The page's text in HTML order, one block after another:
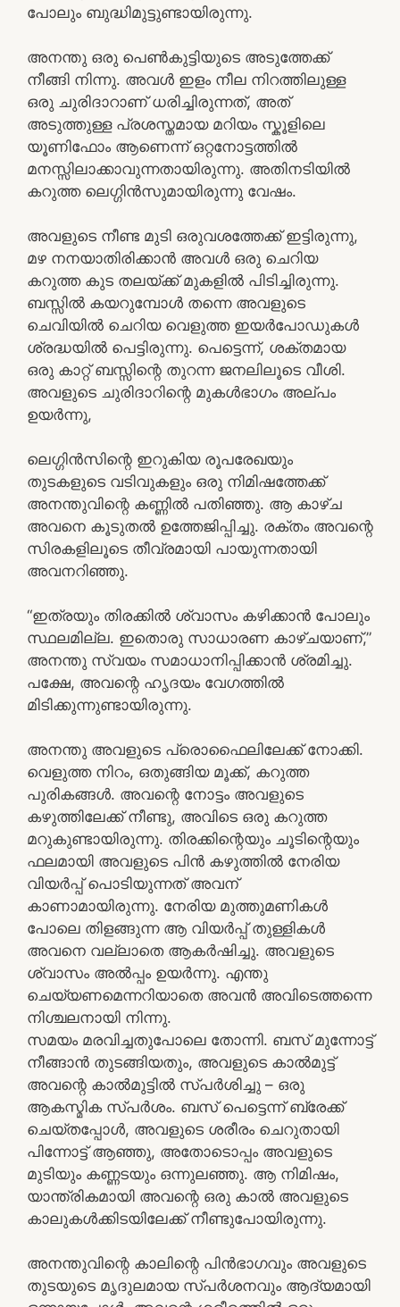
പോലും ബുദ്ധിമുട്ടുണ്ടായിരുന്നു.
അനന്തു ഒരു പെൺകുട്ടിയുടെ അടുത്തേക്ക്
നീങ്ങി നിന്നു. അവൾ ഇളം നീല നിറത്തിലുള്ള
ഒരു ചുരിദാറാണ് ധരിച്ചിരുന്നത്, അത്
അടുത്തുള്ള പ്രശസ്തമായ മറിയം സ്കൂളിലെ
യൂണിഫോം ആണെന്ന് ഒറ്റനോട്ടത്തിൽ
മനസ്സിലാക്കാവുന്നതായിരുന്നു. അതിനടിയിൽ
കറുത്ത ലെഗ്ഗിൻസുമായിരുന്നു വേഷം.
അവളുടെ നീണ്ട മുടി ഒരുവശത്തേക്ക് ഇട്ടിരുന്നു,
മഴ നനയാതിരിക്കാൻ അവൾ ഒരു ചെറിയ
കറുത്ത കുട തലയ്ക്ക് മുകളിൽ പിടിച്ചിരുന്നു.
ബസ്സിൽ കയറുമ്പോൾ തന്നെ അവളുടെ
ചെവിയിൽ ചെറിയ വെളുത്ത ഇയർപോഡുകൾ
ശ്രദ്ധയിൽ പെട്ടിരുന്നു. പെട്ടെന്ന്, ശക്തമായ
ഒരു കാറ്റ് ബസ്സിന്റെ തുറന്ന ജനലിലൂടെ വീശി.
അവളുടെ ചുരിദാറിന്റെ മുകൾഭാഗം അല്പം
ഉയർന്നു,
ലെഗ്ഗിൻസിന്റെ ഇറുകിയ രൂപരേഖയും
തുടകളുടെ വടിവുകളും ഒരു നിമിഷത്തേക്ക്
അനന്തുവിന്റെ കണ്ണിൽ പതിഞ്ഞു. ആ കാഴ്ച
അവനെ കൂടുതൽ ഉത്തേജിപ്പിച്ചു. രക്തം അവന്റെ
സിരകളിലൂടെ തീവ്രമായി പായുന്നതായി
അവനറിഞ്ഞു.
“ഇത്രയും തിരക്കിൽ ശ്വാസം കഴിക്കാൻ പോലും
സ്ഥലമില്ല. ഇതൊരു സാധാരണ കാഴ്ചയാണ്,”
അനന്തു സ്വയം സമാധാനിപ്പിക്കാൻ ശ്രമിച്ചു.
പക്ഷേ, അവന്റെ ഹൃദയം വേഗത്തിൽ
മിടിക്കുന്നുണ്ടായിരുന്നു.
അനന്തു അവളുടെ പ്രൊഫൈലിലേക്ക് നോക്കി.
വെളുത്ത നിറം, ഒതുങ്ങിയ മൂക്ക്, കറുത്ത
പുരികങ്ങൾ. അവന്റെ നോട്ടം അവളുടെ
കഴുത്തിലേക്ക് നീണ്ടു, അവിടെ ഒരു കറുത്ത
മറുകുണ്ടായിരുന്നു. തിരക്കിന്റെയും ചൂടിന്റെയും
ഫലമായി അവളുടെ പിൻ കഴുത്തിൽ നേരിയ
വിയർപ്പ് പൊടിയുന്നത് അവന്
കാണാമായിരുന്നു. നേരിയ മുത്തുമണികൾ
പോലെ തിളങ്ങുന്ന ആ വിയർപ്പ് തുള്ളികൾ
അവനെ വല്ലാതെ ആകർഷിച്ചു. അവളുടെ
ശ്വാസം അൽപ്പം ഉയർന്നു. എന്തു
ചെയ്യണമെന്നറിയാതെ അവൻ അവിടെത്തന്നെ
നിശ്ചലനായി നിന്നു.
സമയം മരവിച്ചതുപോലെ തോന്നി. ബസ് മുന്നോട്ട്
നീങ്ങാൻ തുടങ്ങിയതും, അവളുടെ കാൽമുട്ട്
അവന്റെ കാൽമുട്ടിൽ സ്പർശിച്ചു – ഒരു
ആകസ്മിക സ്പർശം. ബസ് പെട്ടെന്ന് ബ്രേക്ക്
ചെയ്തപ്പോൾ, അവളുടെ ശരീരം ചെറുതായി
പിന്നോട്ട് ആഞ്ഞു, അതോടൊപ്പം അവളുടെ
മുടിയും കണ്ണടയും ഒന്നുലഞ്ഞു. ആ നിമിഷം,
യാന്ത്രികമായി അവന്റെ ഒരു കാൽ അവളുടെ
കാലുകൾക്കിടയിലേക്ക് നീണ്ടുപോയിരുന്നു.
അനന്തുവിന്റെ കാലിന്റെ പിൻഭാഗവും അവളുടെ
തുടയുടെ മൃദുലമായ സ്പർശനവും ആദ്യമായി